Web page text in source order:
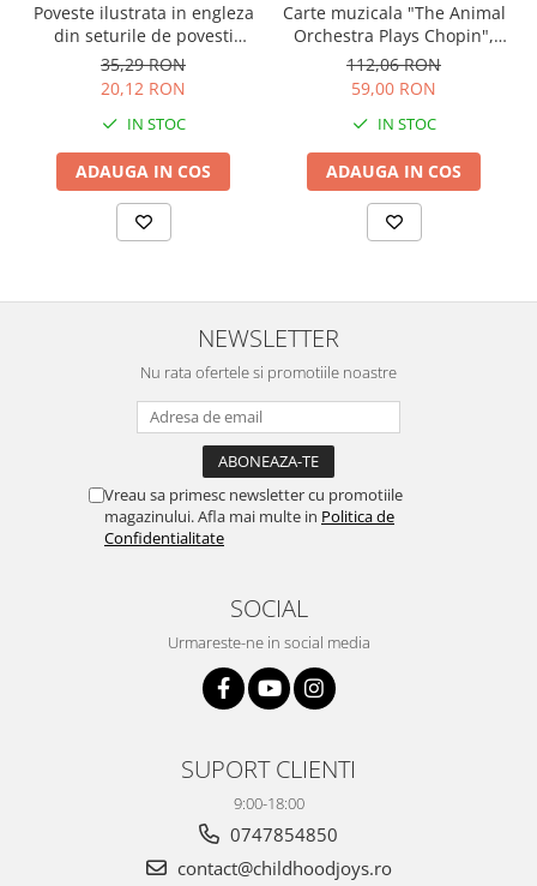
Poveste ilustrata in engleza
din seturile de povesti
Usborne
35,29 RON
20,12 RON
IN STOC
ADAUGA IN COS
Carte muzicala "The Animal
Orchestra Plays Chopin",
cartonata, Usborne
112,06 RON
59,00 RON
IN STOC
ADAUGA IN COS
NEWSLETTER
Nu rata ofertele si promotiile noastre
Vreau sa primesc newsletter cu promotiile
magazinului. Afla mai multe in Politica de
Confidentialitate
SOCIAL
Urmareste-ne in social media
SUPORT CLIENTI
9:00-18:00
0747854850
contact@childhoodjoys.ro